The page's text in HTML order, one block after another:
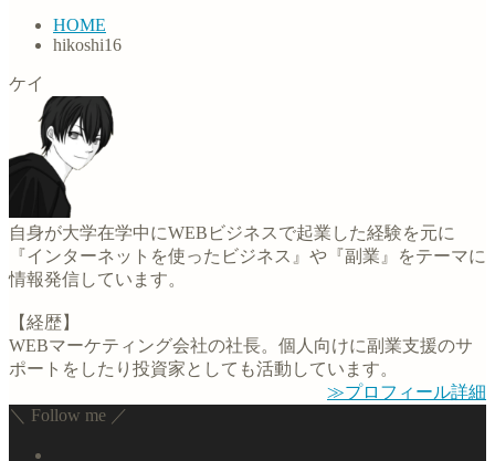
HOME
hikoshi16
ケイ
自身が大学在学中にWEBビジネスで起業した経験を元に
『インターネットを使ったビジネス』や『副業』をテーマに
情報発信しています。
【経歴】
WEBマーケティング会社の社長。個人向けに副業支援のサ
ポートをしたり投資家としても活動しています。
≫プロフィール詳細
＼ Follow me ／